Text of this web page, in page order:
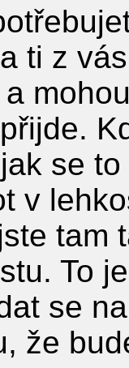
ti z
se
v
tam
To
se
že